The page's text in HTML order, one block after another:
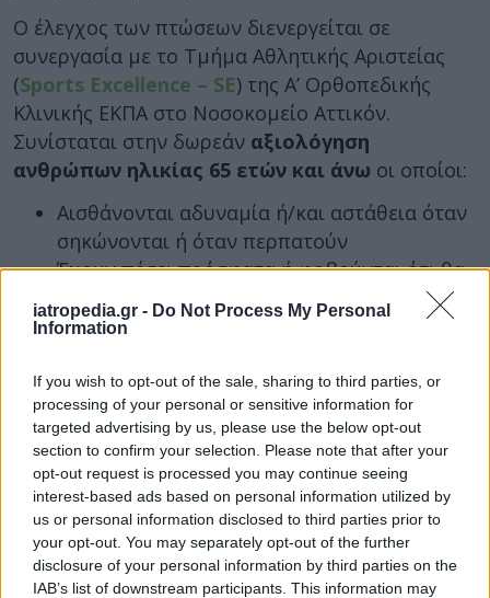
iatropedia.gr - Do Not Process My Personal
Information
If you wish to opt-out of the sale, sharing to third parties, or
processing of your personal or sensitive information for
targeted advertising by us, please use the below opt-out
section to confirm your selection. Please note that after your
opt-out request is processed you may continue seeing
interest-based ads based on personal information utilized by
us or personal information disclosed to third parties prior to
your opt-out. You may separately opt-out of the further
disclosure of your personal information by third parties on the
IAB’s list of downstream participants. This information may
Ο έλεγχος των πτώσεων διενεργείται σε
συνεργασία με το Τμήμα Αθλητικής Αριστείας
(Sports Excellence – SE) της Α’ Ορθοπεδικής
Κλινικής ΕΚΠΑ στο Νοσοκομείο Αττικόν.
Συνίσταται στην δωρεάν αξιολόγηση
ανθρώπων ηλικίας 65 ετών και άνω οι οποίοι:
Αισθάνονται αδυναμία ή/και αστάθεια όταν
σηκώνονται ή όταν περπατούν
Έχουν πέσει πρόσφατα ή φοβούνται ότι θα
πέσουν
Χρειάζονται βοήθεια για να περπατήσουν
παρέχουν δωρεάνόλες τις υπηρεσίες υγείας.
Πως θα κλείσετε ραντεβού
Οι ενδιαφερόμενοιμπορούν να κλείνουν
ραντεβού στην ιστοσελίδα των ΚΙΜ ή μέσω
τηςεφαρμογής MyKIMπου είναι διαθέσιμη σε
Playstore & Appstore.